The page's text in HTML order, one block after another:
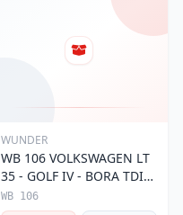
WUNDER
WB 106 VOLKSWAGEN LT
35 - GOLF IV - BORA TDI
1J0 127 401 Yakıt/Mazot
WB 106